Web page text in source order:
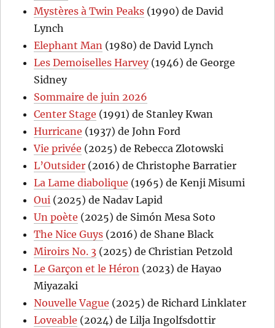
Mystères à Twin Peaks (1990) de David
Lynch
Elephant Man (1980) de David Lynch
Les Demoiselles Harvey(1946) de George
Sidney
Sommaire de juin 2026
Center Stage (1991) de Stanley Kwan
Hurricane (1937) de John Ford
Vie privée (2025) de Rebecca Zlotowski
L’Outsider (2016) de Christophe Barratier
La Lame diabolique (1965) de Kenji Misumi
Oui (2025) de Nadav Lapid
Un poète (2025) de Simón Mesa Soto
The Nice Guys (2016) de Shane Black
Miroirs No. 3 (2025) de Christian Petzold
Le Garçon et le Héron (2023) de Hayao
Miyazaki
Nouvelle Vague (2025) de Richard Linklater
Loveable (2024) de Lilja Ingolfsdottir